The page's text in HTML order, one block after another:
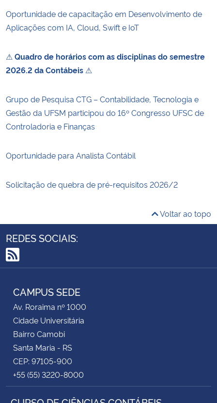
Oportunidade de capacitação em Desenvolvimento de
Aplicações com IA, Cloud, Swift e IoT
⚠ Quadro de horários com as disciplinas do semestre
2026.2 da Contábeis ⚠
Grupo de Pesquisa CTG – Contabilidade, Tecnologia e
Gestão da UFSM participou do 16º Congresso UFSC de
Controladoria e Finanças
Oportunidade para Analista Contábil
Solicitação de quebra de pré-requisitos 2026/2
Voltar ao topo
REDES SOCIAIS:
RSS
CAMPUS SEDE
Av. Roraima nº 1000
Cidade Universitária
Bairro Camobi
Santa Maria - RS
CEP: 97105-900
+55 (55) 3220-8000